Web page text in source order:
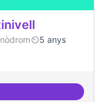
5 anys
oberta i multinivell